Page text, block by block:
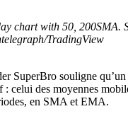
chart with 50, 200SMA.
TradingView
SuperBro souligne qu’un
: celui des moyennes
en SMA et EMA.